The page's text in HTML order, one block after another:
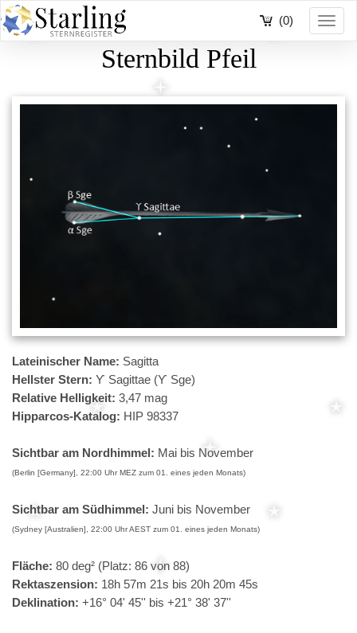
(0)
Sternbild Pfeil
Lateinischer Name: Sagitta
Hellster Stern: ϒ Sagittae (ϒ Sge)
Relative Helligkeit: 3,47 mag
Hipparcos-Katalog: HIP 98337
Sichtbar am Nordhimmel: Mai bis November
(Berlin [Germany], 22:00 Uhr MEZ zum 01. eines jeden Monats)
Sichtbar am Südhimmel: Juni bis November
(Sydney [Australien], 22:00 Uhr AEST zum 01. eines jeden Monats)
Fläche: 80 deg² (Platz: 86 von 88)
Rektaszension: 18h 57m 21s bis 20h 20m 45s
Deklination: +16° 04' 45'' bis +21° 38' 37''